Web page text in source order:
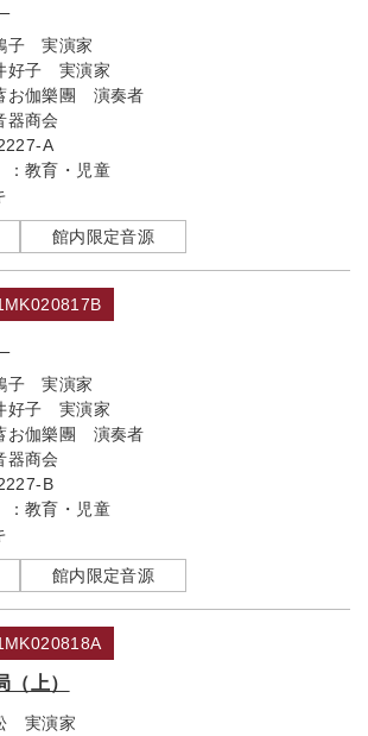
子 実演家
好子 実演家
お伽樂團 演奏者
器商会
A
教育・児童
館内限定音源
子 実演家
好子 実演家
お伽樂團 演奏者
器商会
B
教育・児童
館内限定音源
（上）
実演家